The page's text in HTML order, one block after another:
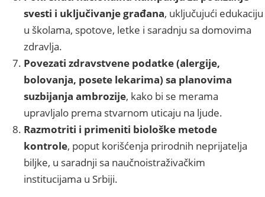
svesti i uključivanje građana, uključujući edukaciju
u školama, spotove, letke i saradnju sa domovima
zdravlja.
Povezati zdravstvene podatke (alergije,
bolovanja, posete lekarima) sa planovima
suzbijanja ambrozije, kako bi se merama
upravljalo prema stvarnom uticaju na ljude.
Razmotriti i primeniti biološke metode
kontrole, poput korišćenja prirodnih neprijatelja
biljke, u saradnji sa naučnoistraživačkim
institucijama u Srbiji.